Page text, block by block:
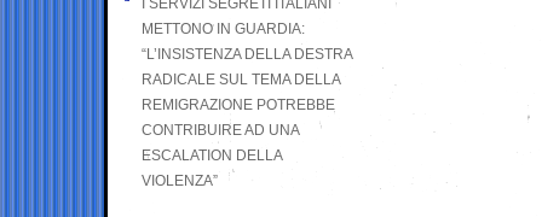
I SERVIZI SEGRETI ITALIANI
METTONO IN GUARDIA:
“L’INSISTENZA DELLA DESTRA
RADICALE SUL TEMA DELLA
REMIGRAZIONE POTREBBE
CONTRIBUIRE AD UNA
ESCALATION DELLA
VIOLENZA”